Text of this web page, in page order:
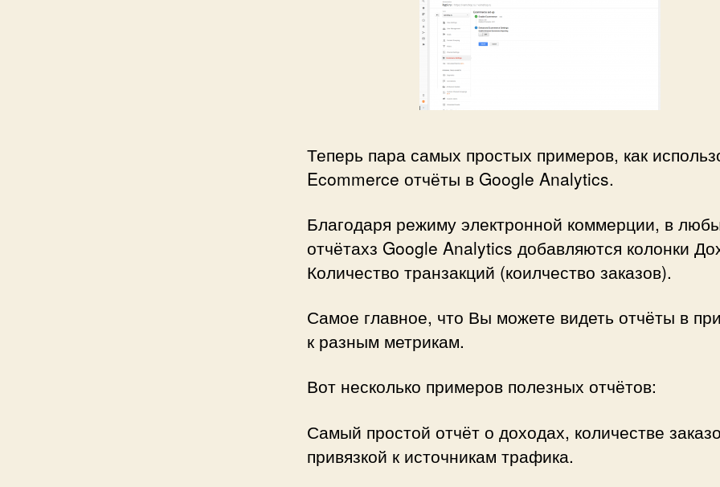
Теперь пара самых простых примеров, как
Ecommerce отчёты в Google Analytics.
Благодаря режиму электронной коммерции, в
отчётахз Google Analytics добавляются колонки
Количество транзакций (коилчество заказов).
Самое главное, что Вы можете видеть отчёты в
к разным метрикам.
Вот несколько примеров полезных отчётов:
Самый простой отчёт о доходах, количестве
привязкой к источникам трафика.